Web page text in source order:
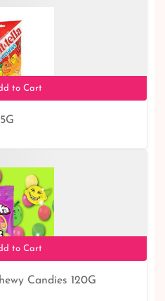
to Cart
to Cart
Candies 120G